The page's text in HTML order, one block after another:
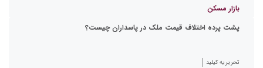
بازار مسکن
پشت پرده اختلاف قیمت ملک در پاسداران چیست؟
تحریریه کیلید